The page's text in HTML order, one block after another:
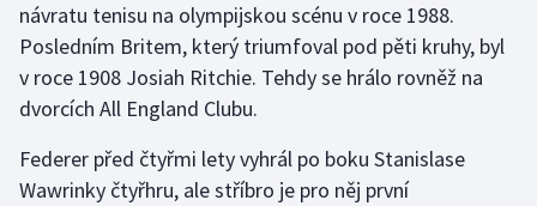
Stolní tenis
Triatlon
Vodní slalom
návratu tenisu na olympijskou scénu v roce 1988.
Posledním Britem, který triumfoval pod pěti kruhy, byl
v roce 1908 Josiah Ritchie. Tehdy se hrálo rovněž na
dvorcích All England Clubu.
Federer před čtyřmi lety vyhrál po boku Stanislase
Wawrinky čtyřhru, ale stříbro je pro něj první